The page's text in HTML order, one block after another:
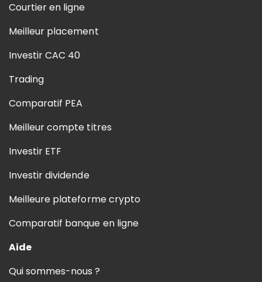
Courtier en ligne
Meilleur placement
Investir CAC 40
Trading
Comparatif PEA
Meilleur compte titres
Investir ETF
Investir dividende
Meilleure plateforme crypto
Comparatif banque en ligne
Aide
Qui sommes-nous ?